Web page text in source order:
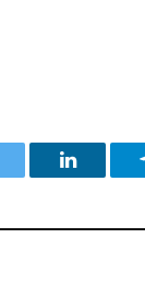
LinkedIn